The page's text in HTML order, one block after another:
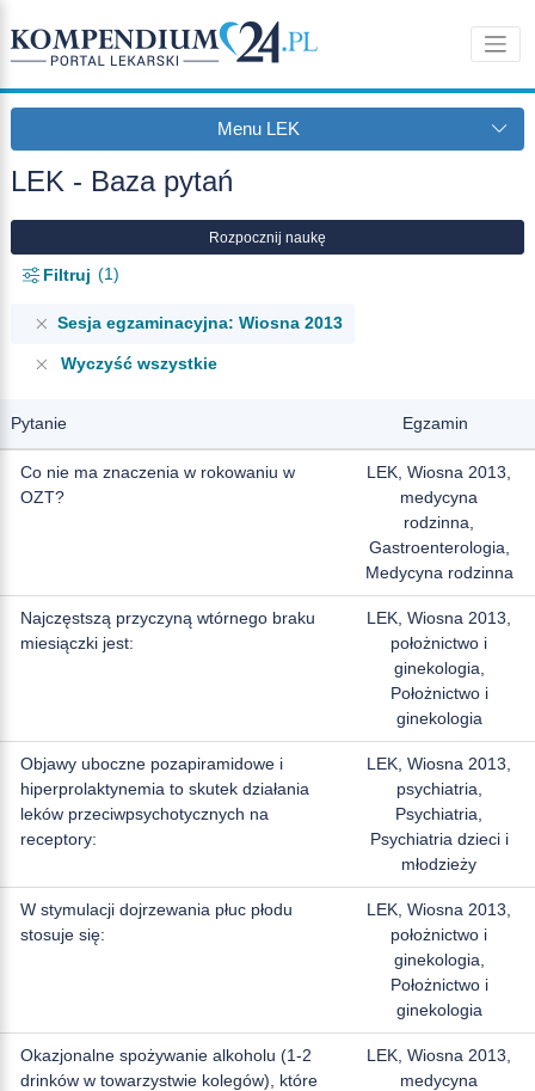
Menu LEK
LEK - Baza pytań
Filtruj 1
Rozpocznij naukę
Sesja egzaminacyjna: Wiosna 2013
Wyczyść wszystkie
Pytanie Egzamin
Co nie ma znaczenia w rokowaniu w
OZT?
LEK, Wiosna 2013,
medycyna
rodzinna,
Gastroenterologia,
Medycyna rodzinna
Najczęstszą przyczyną wtórnego braku
miesiączki jest:
LEK, Wiosna 2013,
położnictwo i
ginekologia,
Położnictwo i
ginekologia
Objawy uboczne pozapiramidowe i
hiperprolaktynemia to skutek działania
leków przeciwpsychotycznych na
receptory:
LEK, Wiosna 2013,
psychiatria,
Psychiatria,
Psychiatria dzieci i
młodzieży
W stymulacji dojrzewania płuc płodu
stosuje się:
LEK, Wiosna 2013,
położnictwo i
ginekologia,
Położnictwo i
ginekologia
Okazjonalne spożywanie alkoholu (1-2
drinków w towarzystwie kolegów), które
LEK, Wiosna 2013,
medycyna